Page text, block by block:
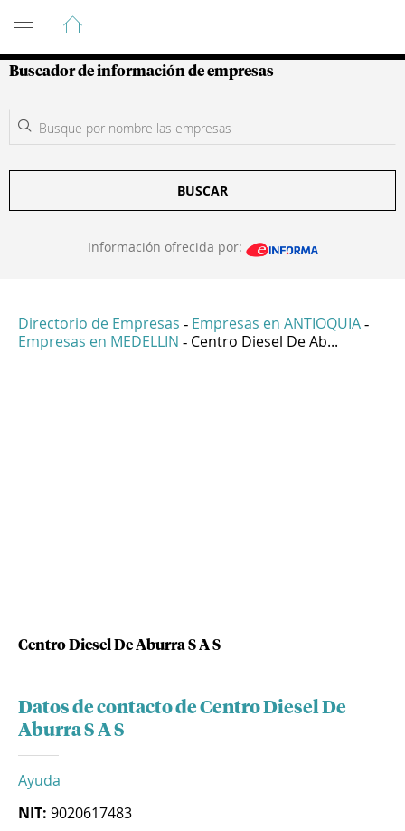
Guía de Empresas Colombianas
Buscador de información de empresas
BUSCAR
Información ofrecida por:
Directorio de Empresas - Empresas en ANTIOQUIA -
Empresas en MEDELLIN - Centro Diesel De Ab...
Centro Diesel De Aburra S A S
Datos de contacto de Centro Diesel De
Aburra S A S
Ayuda
NIT: 9020617483